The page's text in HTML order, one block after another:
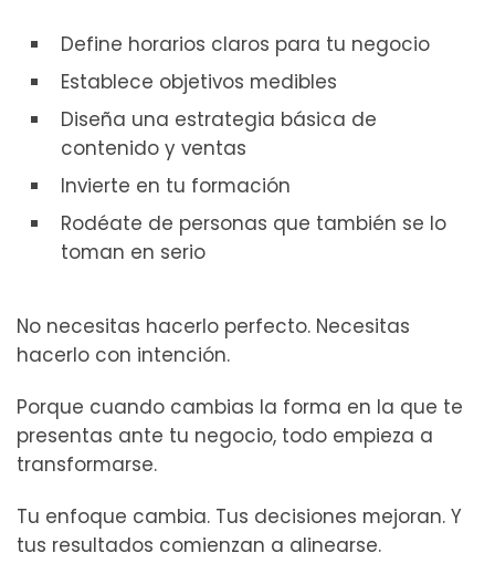
Define horarios claros para tu negocio
Establece objetivos medibles
Diseña una estrategia básica de
contenido y ventas
Invierte en tu formación
Rodéate de personas que también se lo
toman en serio
No necesitas hacerlo perfecto. Necesitas
hacerlo con intención.
Porque cuando cambias la forma en la que te
presentas ante tu negocio, todo empieza a
transformarse.
Tu enfoque cambia. Tus decisiones mejoran. Y
tus resultados comienzan a alinearse.